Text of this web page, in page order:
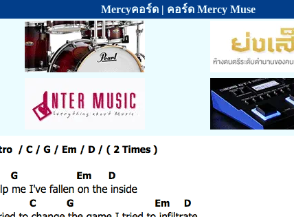
Mercyคอร์ด | คอร์ด Mercy Muse